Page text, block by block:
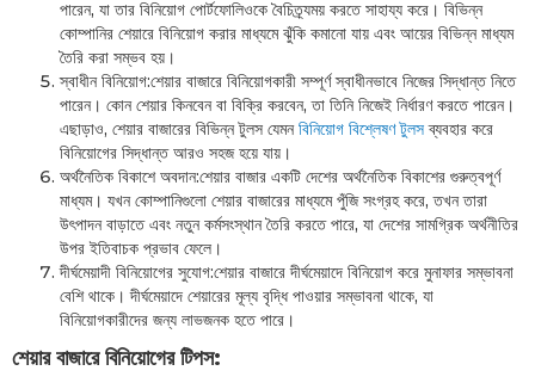
পারেন, যা তার বিনিয়োগ পোর্টফোলিওকে বৈচিত্র্যময় করতে সাহায্য করে। বিভিন্ন
কোম্পানির শেয়ারে বিনিয়োগ করার মাধ্যমে ঝুঁকি কমানো যায় এবং আয়ের বিভিন্ন মাধ্যম
তৈরি করা সম্ভব হয়।
স্বাধীন বিনিয়োগ:শেয়ার বাজারে বিনিয়োগকারী সম্পূর্ণ স্বাধীনভাবে নিজের সিদ্ধান্ত নিতে
পারেন। কোন শেয়ার কিনবেন বা বিক্রি করবেন, তা তিনি নিজেই নির্ধারণ করতে পারেন।
এছাড়াও, শেয়ার বাজারের বিভিন্ন টুলস যেমনবিনিয়োগ বিশ্লেষণ টুলসব্যবহার করে
বিনিয়োগের সিদ্ধান্ত আরও সহজ হয়ে যায়।
অর্থনৈতিক বিকাশে অবদান:শেয়ার বাজার একটি দেশের অর্থনৈতিক বিকাশের গুরুত্বপূর্ণ
মাধ্যম। যখন কোম্পানিগুলো শেয়ার বাজারের মাধ্যমে পুঁজি সংগ্রহ করে, তখন তারা
উৎপাদন বাড়াতে এবং নতুন কর্মসংস্থান তৈরি করতে পারে, যা দেশের সামগ্রিক অর্থনীতির
উপর ইতিবাচক প্রভাব ফেলে।
দীর্ঘমেয়াদী বিনিয়োগের সুযোগ:শেয়ার বাজারে দীর্ঘমেয়াদে বিনিয়োগ করে মুনাফার সম্ভাবনা
বেশি থাকে। দীর্ঘমেয়াদে শেয়ারের মূল্য বৃদ্ধি পাওয়ার সম্ভাবনা থাকে, যা
বিনিয়োগকারীদের জন্য লাভজনক হতে পারে।
শেয়ার বাজারে বিনিয়োগের টিপস: